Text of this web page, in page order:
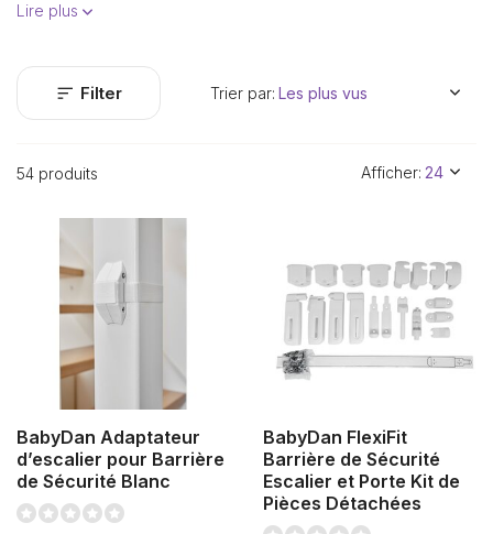
Lire plus
Filter
54 produits Afficher:
Trier par:
BabyDan Adaptateur
d’escalier pour Barrière
de Sécurité Blanc
BabyDan FlexiFit
Barrière de Sécurité
Escalier et Porte Kit de
Pièces Détachées